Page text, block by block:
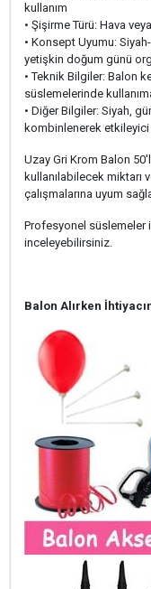
kullanım
• Şişirme Türü: Hava
• Konsept Uyumu:
yetişkin doğum günü
• Teknik Bilgiler: Balon
süslemelerinde
• Diğer Bilgiler: Siyah,
kombinlenerek
Uzay Gri Krom Balon
kullanılabilecek
çalışmalarına uyum
Profesyonel süslemeler
inceleyebilirsiniz.
Balon Alırken